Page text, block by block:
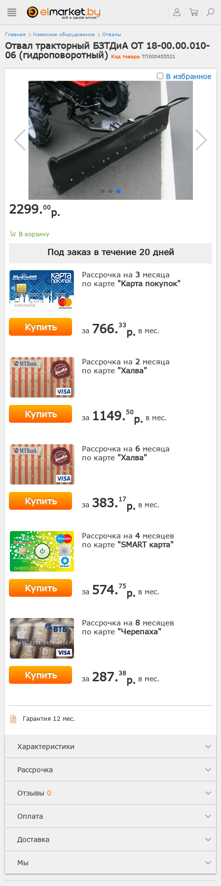
Главная Навесное оборудование Отвалы
Отвал тракторный БЗТДиА ОТ 18-00.00.010-
06 (гидроповоротный) Код товара ТП000455521
В избранное
2299.00р.
В корзину
Под заказ в течение 20дней
Рассрочка на 3 месяца
по карте "Карта покупок"
Купить за 766. 33
р. в мес.
Рассрочка на 2 месяца
по карте "Халва"
Купить за 1149. 50
р. в мес.
Рассрочка на 6 месяца
по карте "Халва"
Купить за 383. 17
р. в мес.
Рассрочка на 4 месяцев
по карте "SMART карта"
Купить за 574. 75
р. в мес.
Рассрочка на 8 месяцев
по карте "Черепаха"
Купить за 287. 38
р. в мес.
Гарантия 12 мес.
Характеристики
Рассрочка
Отзывы 0
Оплата
Доставка
Мы